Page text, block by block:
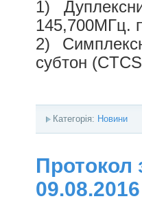
1)
145,700МГц.
2)
субтон
Категорія: Новини
Протокол